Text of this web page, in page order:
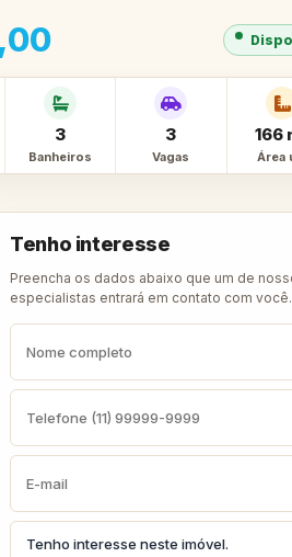
3
Banheiros
3
Vagas
166
Área
Tenho interesse
Preencha os dados abaixo que um de
especialistas entrará em contato com você.